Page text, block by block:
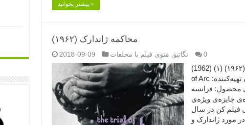
بیشتر بخوانید »
محاکمه ژاندارک (۱۹۶۲)
2018-09-09 نگاتیو منوی فیلم با مخلفات 0
محاکمه ژاندارک (۱۹۶۲) (۱) (1962) The Trial of Joan
of Arc نویسنده و کارگردان: رابرت برسون تهیه‌کننده:
محصول: فرانسه
افتخارات: ۱) برنده‌ی جایزه‌ی ویژه‌ی
فیلم کن در سال
در مورد ژاندارک و